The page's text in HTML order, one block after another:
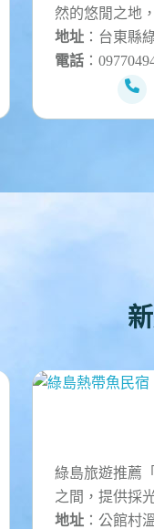
然的悠閒之地，...
地址：台東縣綠島
電話：0977049457
綠島旅遊推薦「
之間，提供採光...
地址：公館村溫泉